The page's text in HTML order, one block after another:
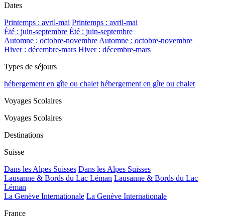
Dates
Printemps : avril-mai Printemps : avril-mai
Été : juin-septembre Été : juin-septembre
Automne : octobre-novembre Automne : octobre-novembre
Hiver : décembre-mars Hiver : décembre-mars
Types de séjours
hébergement en gîte ou chalet hébergement en gîte ou chalet
Voyages Scolaires
Voyages Scolaires
Destinations
Suisse
Dans les Alpes Suisses Dans les Alpes Suisses
Lausanne & Bords du Lac Léman Lausanne & Bords du Lac
Léman
La Genève Internationale La Genève Internationale
France